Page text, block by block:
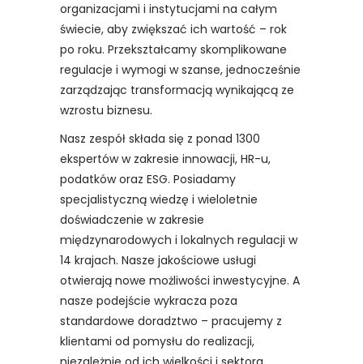
organizacjami i instytucjami na całym
świecie, aby zwiększać ich wartość – rok
po roku. Przekształcamy skomplikowane
regulacje i wymogi w szanse, jednocześnie
zarządzając transformacją wynikającą ze
wzrostu biznesu.
Nasz zespół składa się z ponad 1300
ekspertów w zakresie innowacji, HR-u,
podatków oraz ESG. Posiadamy
specjalistyczną wiedzę i wieloletnie
doświadczenie w zakresie
międzynarodowych i lokalnych regulacji w
14 krajach. Nasze jakościowe usługi
otwierają nowe możliwości inwestycyjne. A
nasze podejście wykracza poza
standardowe doradztwo – pracujemy z
klientami od pomysłu do realizacji,